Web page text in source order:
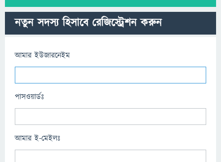
নতুন সদস্য হিসাবে রেজিস্ট্রেশন করুন
আমার ইউজারনেইম
পাসওয়ার্ডঃ
আমার ই-মেইলঃ